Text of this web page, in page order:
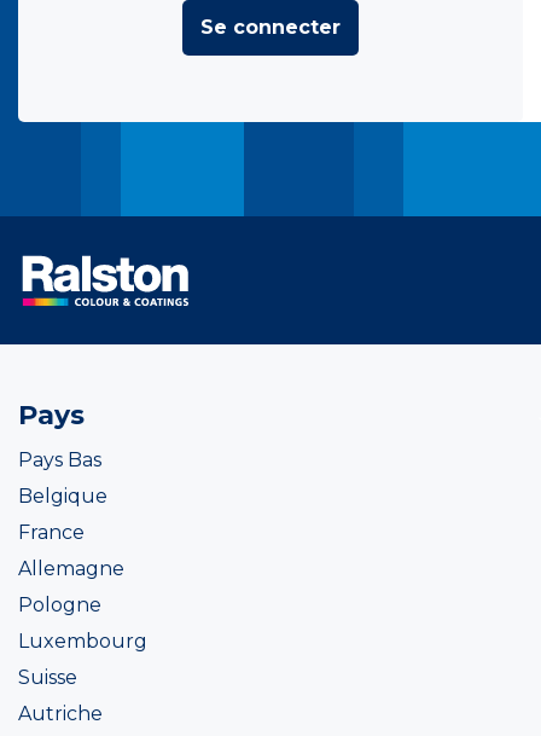
Se connecter
Pays
Pays Bas
Belgique
France
Allemagne
Pologne
Luxembourg
Suisse
Autriche